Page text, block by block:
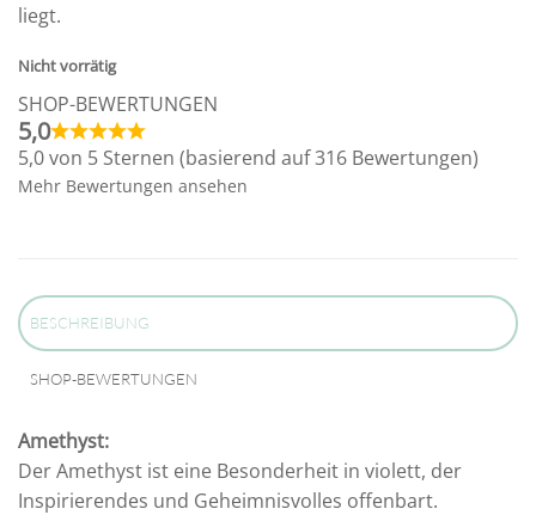
liegt.
Nicht vorrätig
SHOP-BEWERTUNGEN
5,0
5,0 von 5 Sternen (basierend auf 316 Bewertungen)
Mehr Bewertungen ansehen
BESCHREIBUNG
SHOP-BEWERTUNGEN
Amethyst:
Der Amethyst ist eine Besonderheit in violett, der
Inspirierendes und Geheimnisvolles offenbart.